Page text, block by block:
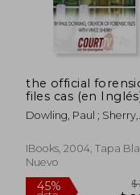
40%
dcto. $
the official
files cas (en
Dowling, Paul ; Sherry,
IBooks, 2004, Tapa
Nuevo